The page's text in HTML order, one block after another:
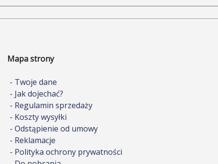
Mapa strony
- Twoje dane
- Jak dojechać?
- Regulamin sprzedaży
- Koszty wysyłki
- Odstąpienie od umowy
- Reklamacje
- Polityka ochrony prywatności